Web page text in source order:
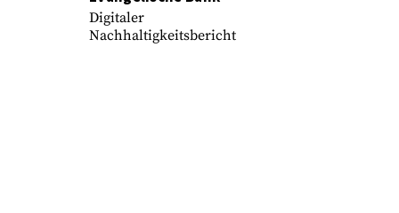
Digitaler
Nachhaltigkeitsbericht